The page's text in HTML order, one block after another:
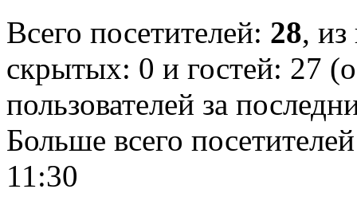
Всего посетителей: 28, из
скрытых: 0 и гостей: 27
пользователей за
Больше всего
11:30